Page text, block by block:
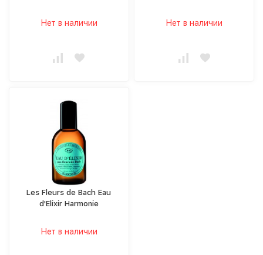
Нет в наличии Нет в наличии
Les Fleurs de Bach Eau
d'Elixir Harmonie
Нет в наличии